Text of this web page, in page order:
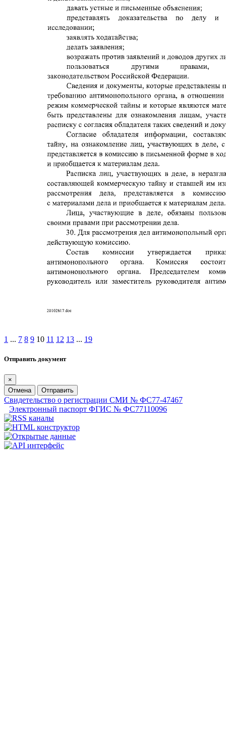
1 ... 7 8 9 10 11 12 13 ... 19
Отправить документ
×
Отмена
Отправить
Свидетельство о регистрации СМИ № ФС77-47467
Электронный паспорт ФГИС № ФС77110096